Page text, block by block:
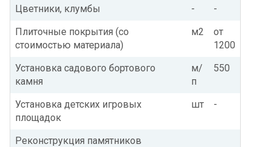
Цветники, клумбы
-
-
Плиточные покрытия (со
стоимостью материала)
м2
от
1200
Установка садового бортового
камня
м/
п
550
Установка детских игровых
площадок
шт -
Реконструкция памятников